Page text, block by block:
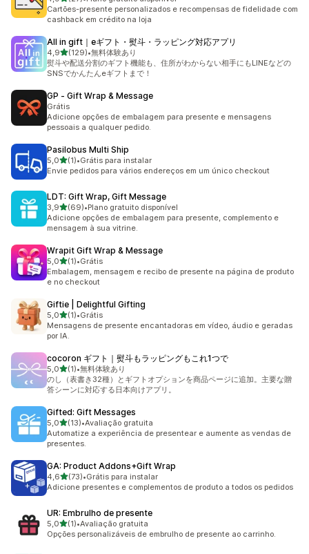
27 avaliações ao todo
Cartões-presente personalizados e recompensas de fidelidade com
cashback em crédito na loja
All in gift｜eギフト・熨斗・ラッピング対応アプリ
4,9de 5 estrelas
(129)
129 avaliações ao todo
•無料体験あり
熨斗や配送分割のギフト機能も、住所がわからない相手にもLINEなどの
SNSでかんたんeギフトまで！
GP ‑ Gift Wrap & Message
Grátis
Adicione opções de embalagem para presente e mensagens
pessoais a qualquer pedido.
Pasilobus Multi Ship
5,0de 5 estrelas
(1)
1 avaliações ao todo
•Grátis para instalar
Envie pedidos para vários endereços em um único checkout
LDT: Gift Wrap, Gift Message
3,9de 5 estrelas
(69)
69 avaliações ao todo
•Plano gratuito disponível
Adicione opções de embalagem para presente, complemento e
mensagem à sua vitrine.
Wrapit Gift Wrap & Message
5,0de 5 estrelas
(1)
1 avaliações ao todo
•Grátis
Embalagem, mensagem e recibo de presente na página de produto
e no checkout
Giftie | Delightful Gifting
5,0de 5 estrelas
(1)
1 avaliações ao todo
•Grátis
Mensagens de presente encantadoras em vídeo, áudio e geradas
por IA.
cocoron ギフト｜熨斗もラッピングもこれ1つで
5,0de 5 estrelas
(1)
1 avaliações ao todo
•無料体験あり
のし（表書き32種）とギフトオプションを商品ページに追加。主要な贈
答シーンに対応する日本向けアプリ。
Gifted: Gift Messages
5,0de 5 estrelas
(13)
13 avaliações ao todo
•Avaliação gratuita
Automatize a experiência de presentear e aumente as vendas de
presentes.
GA: Product Addons+Gift Wrap
4,6de 5 estrelas
(73)
73 avaliações ao todo
•Grátis para instalar
Adicione presentes e complementos de produto a todos os pedidos
UR: Embrulho de presente
5,0de 5 estrelas
(1)
1 avaliações ao todo
•Avaliação gratuita
Opções personalizáveis de embrulho de presente ao carrinho.